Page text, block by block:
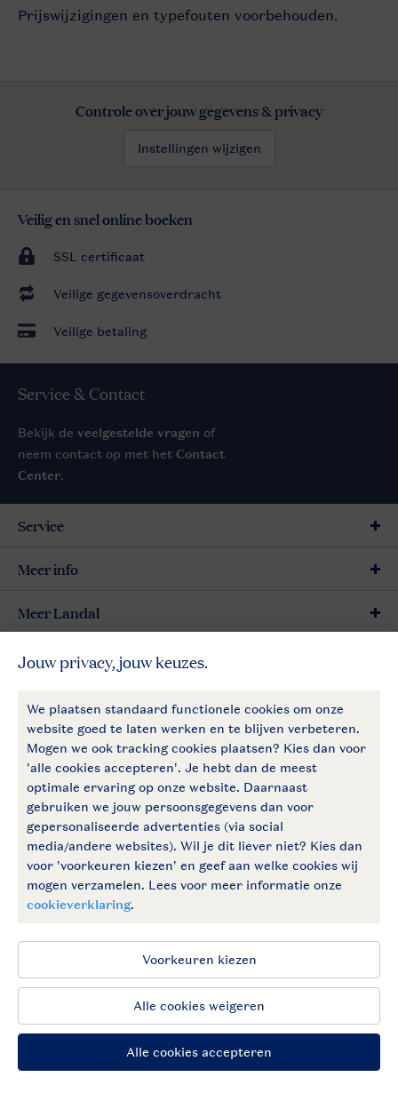
Prijswijzigingen en typefouten voorbehouden.
Controle over jouw gegevens & privacy
Instellingen wijzigen
Veilig en snel online boeken
SSL certificaat
Veilige gegevensoverdracht
Veilige betaling
Service & Contact
Bekijk de veelgestelde vragen of
neem contact op met het Contact
Center.
Follow Us
facebookinstagram
Vakantietips & inspiratie?
Service
Meer info
Meer Landal
Betaalmogelijkheden
Toegankelijkheid © 2026 Landal